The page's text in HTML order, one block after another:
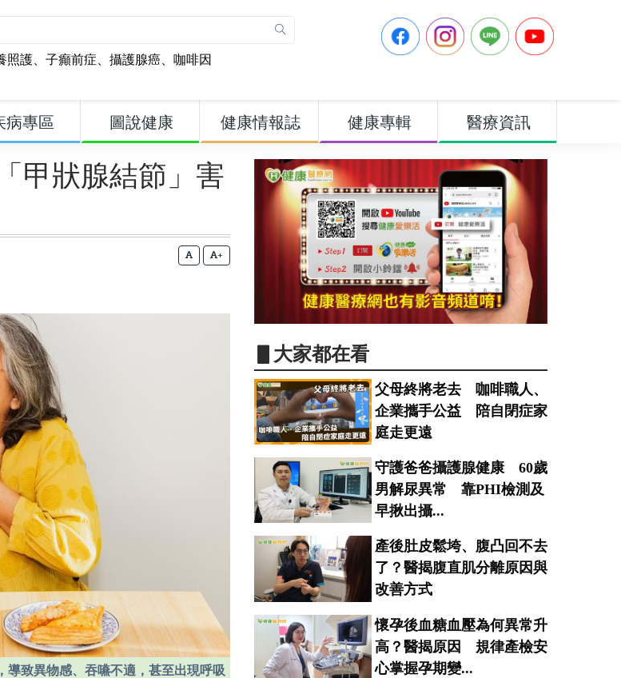
照護、 子癲前症、 攝護腺癌、 咖啡因
病專區 圖說健康 健康情報誌 健康專輯 醫療資訊
甲狀腺結節」害
+
導致異物感、吞嚥不適，甚至出現呼吸
▋大家都在看
父母終將老去 咖啡職人、
企業攜手公益 陪自閉症家
庭走更遠
守護爸爸攝護腺健康 60歲
男解尿異常 靠PHI檢測及
早揪出攝...
產後肚皮鬆垮、腹凸回不去
了？醫揭腹直肌分離原因與
改善方式
懷孕後血糖血壓為何異常升
高？醫揭原因 規律產檢安
心掌握孕期變...